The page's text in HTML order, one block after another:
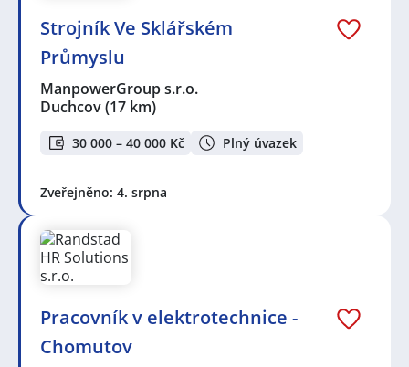
Strojník Ve Sklářském
Průmyslu
ManpowerGroup s.r.o.
Duchcov(17 km)
30 000 – 40 000 Kč Plný úvazek
Zveřejněno: 4. srpna
Pracovník v elektrotechnice -
Chomutov